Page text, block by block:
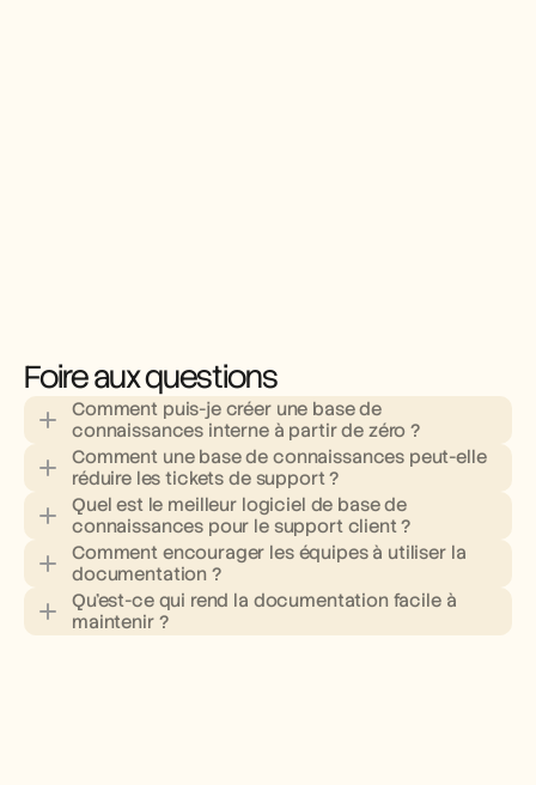
Foire aux questions
Comment puis-je créer une base de
connaissances interne à partir de zéro ?
Comment une base de connaissances peut-elle
réduire les tickets de support ?
Quel est le meilleur logiciel de base de
connaissances pour le support client ?
Comment encourager les équipes à utiliser la
documentation ?
Qu'est-ce qui rend la documentation facile à
maintenir ?